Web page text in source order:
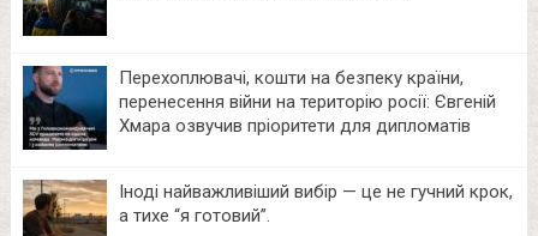
Перехоплювачі, кошти на безпеку країни,
перенесення війни на територію росії: Євгеній
Хмара озвучив пріоритети для дипломатів
Іноді найважливіший вибір — це не гучний крок,
а тихе “я готовий”.